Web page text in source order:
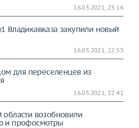
16.03.2021, 23:16
Владикавказа закупили новый
16.03.2021, 22:55
для переселенцев из
16.03.2021, 22:41
возобновили
и профосмотры